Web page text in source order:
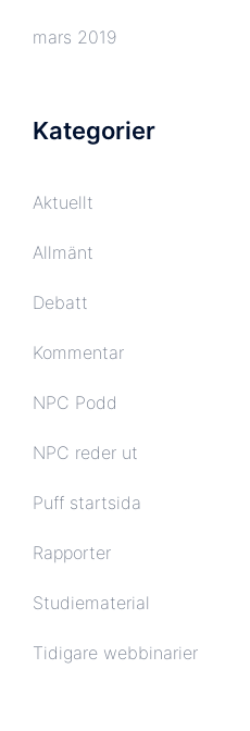
mars 2019
Kategorier
Aktuellt
Allmänt
Debatt
Kommentar
NPC Podd
NPC reder ut
Puff startsida
Rapporter
Studiematerial
Tidigare webbinarier